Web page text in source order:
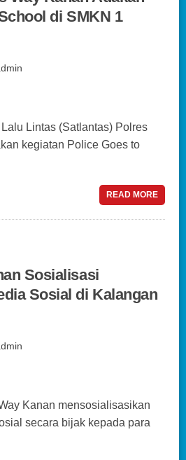
di SMKN 1
Lintas (Satlantas) Polres
kegiatan Police Goes to
READ MORE
Sosialisasi
Sosial di Kalangan
Kanan mensosialisasikan
secara bijak kepada para